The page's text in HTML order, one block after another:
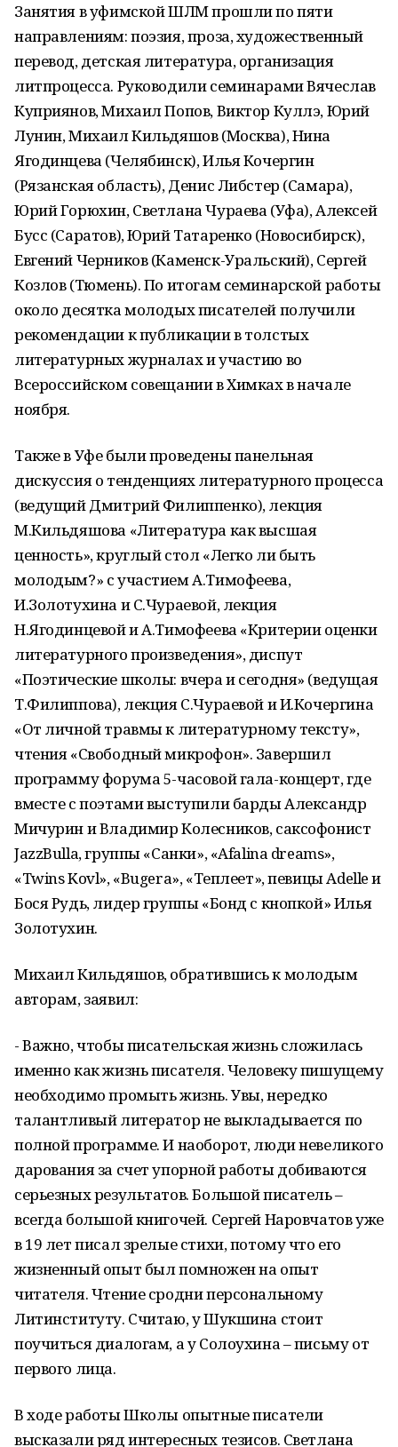
Занятия в уфимской ШЛМ прошли по пяти
направлениям: поэзия, проза, художественный
перевод, детская литература, организация
литпроцесса. Руководили семинарами Вячеслав
Куприянов, Михаил Попов, Виктор Куллэ, Юрий
Лунин, Михаил Кильдяшов (Москва), Нина
Ягодинцева (Челябинск), Илья Кочергин
(Рязанская область), Денис Либстер (Самара),
Юрий Горюхин, Светлана Чураева (Уфа), Алексей
Бусс (Саратов), Юрий Татаренко (Новосибирск),
Евгений Черников (Каменск-Уральский), Сергей
Козлов (Тюмень). По итогам семинарской работы
около десятка молодых писателей получили
рекомендации к публикации в толстых
литературных журналах и участию во
Всероссийском совещании в Химках в начале
ноября.
Также в Уфе были проведены панельная
дискуссия о тенденциях литературного процесса
(ведущий Дмитрий Филиппенко), лекция
М.Кильдяшова «Литература как высшая
ценность», круглый стол «Легко ли быть
молодым?» с участием А.Тимофеева,
И.Золотухина и С.Чураевой, лекция
Н.Ягодинцевой и А.Тимофеева «Критерии оценки
литературного произведения», диспут
«Поэтические школы: вчера и сегодня» (ведущая
Т.Филиппова), лекция С.Чураевой и И.Кочергина
«От личной травмы к литературному тексту»,
чтения «Свободный микрофон». Завершил
программу форума 5-часовой гала-концерт, где
вместе с поэтами выступили барды Александр
Мичурин и Владимир Колесников, саксофонист
JazzBulla, группы «Санки», «Afalina dreams»,
«Twins Kovl», «Bugera», «Теплеет», певицы Adelle и
Бося Рудь, лидер группы «Бонд с кнопкой» Илья
Золотухин.
Михаил Кильдяшов, обратившись к молодым
авторам, заявил:
- Важно, чтобы писательская жизнь сложилась
именно как жизнь писателя. Человеку пишущему
необходимо промыть жизнь. Увы, нередко
талантливый литератор не выкладывается по
полной программе. И наоборот, люди невеликого
дарования за счет упорной работы добиваются
серьезных результатов. Большой писатель –
всегда большой книгочей. Сергей Наровчатов уже
в 19 лет писал зрелые стихи, потому что его
жизненный опыт был помножен на опыт
читателя. Чтение сродни персональному
Литинституту. Считаю, у Шукшина стоит
поучиться диалогам, а у Солоухина – письму от
первого лица.
В ходе работы Школы опытные писатели
высказали ряд интересных тезисов. Светлана